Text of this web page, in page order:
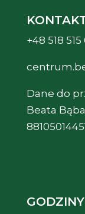
+48 518 515
Dane do
Beata